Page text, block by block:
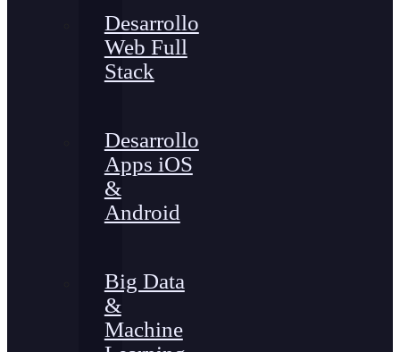
Desarrollo
Web Full
Stack
Desarrollo
Apps iOS
&
Android
Big Data
&
Machine